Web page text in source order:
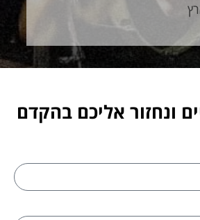
ונחזור אליכם בהקדם